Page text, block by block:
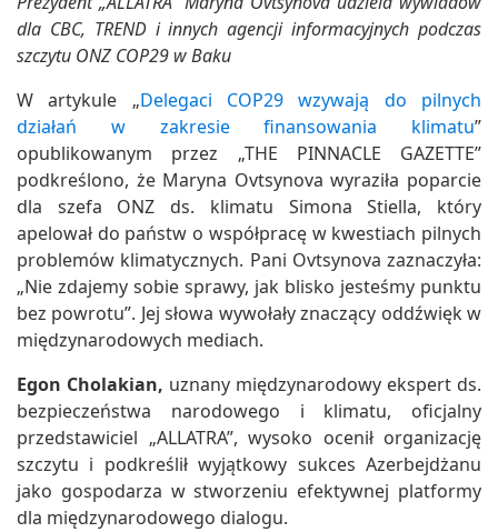
dla CBC, TREND i innych agencji informacyjnych podczas
szczytu ONZ COP29 w Baku
W artykule „Delegaci COP29 wzywają do pilnych
działań w zakresie finansowania klimatu”
opublikowanym przez „THE PINNACLE GAZETTE”
podkreślono, że Maryna Ovtsynova wyraziła poparcie
dla szefa ONZ ds. klimatu Simona Stiella, który
apelował do państw o współpracę w kwestiach pilnych
problemów klimatycznych. Pani Ovtsynova zaznaczyła:
„Nie zdajemy sobie sprawy, jak blisko jesteśmy punktu
bez powrotu”. Jej słowa wywołały znaczący oddźwięk w
międzynarodowych mediach.
Egon Cholakian, uznany międzynarodowy ekspert ds.
bezpieczeństwa narodowego i klimatu, oficjalny
przedstawiciel „ALLATRA”, wysoko ocenił organizację
szczytu i podkreślił wyjątkowy sukces Azerbejdżanu
jako gospodarza w stworzeniu efektywnej platformy
dla międzynarodowego dialogu.